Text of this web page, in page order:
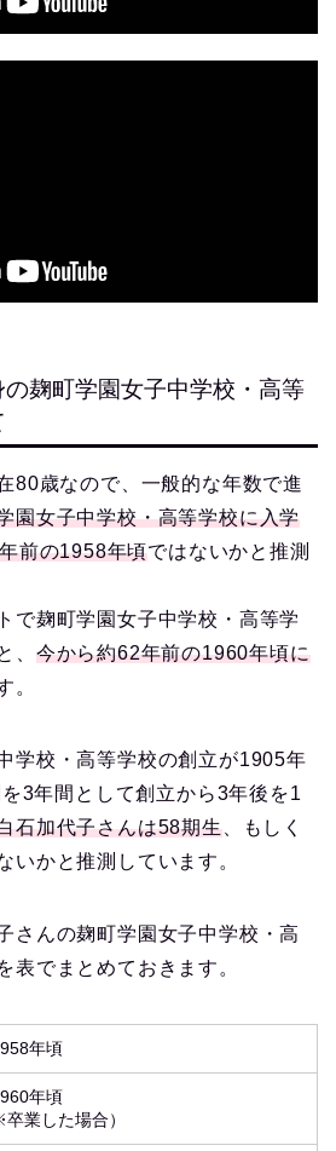
麹町学園女子中学校・高等
80歳なので、一般的な年数で進
園女子中学校・高等学校に入学
前の1958年頃ではないかと推測
で麹町学園女子中学校・高等学
、 今から約62年前の1960年頃に
。
学校・高等学校の創立が1905年
3年間として創立から3年後を1
石加代子さんは58期生、もしく
いかと推測しています。
さんの麹町学園女子中学校・高
表でまとめておきます。
年頃
年頃
卒業した場合）